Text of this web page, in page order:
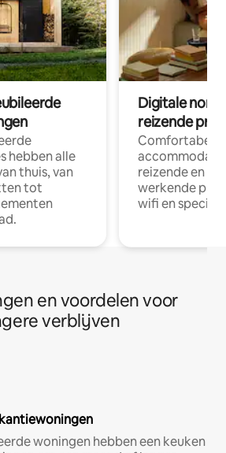
hebben alle
thuis, van
tot
Digitale
reizende
Comfortabele
reizende en
werkende
wifi en
en voordelen voor
verblijven
woningen hebben een keuken